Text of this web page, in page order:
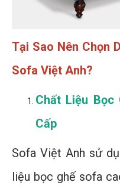
Tại Sao Nên Chọn
Sofa Việt Anh?
Chất Liệu Bọc
Cấp
Sofa Việt Anh sử
liệu bọc ghế sofa